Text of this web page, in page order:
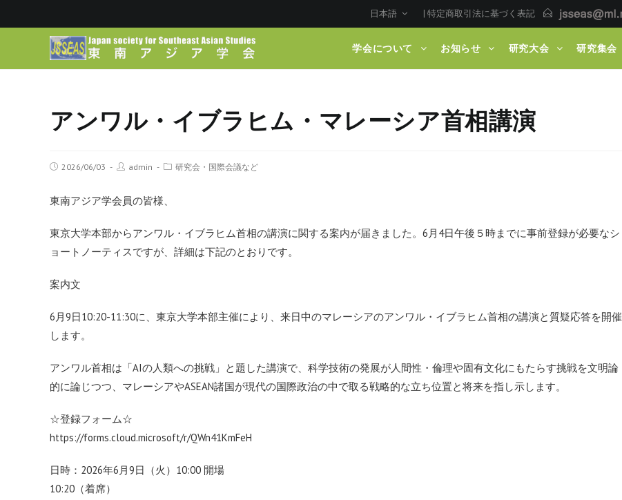
日本語 | 特定商取引法に基づく表記
学会について お知らせ 研究大会 研究集会
アンワル・イブラヒム・マレーシア首相講演
2026/06/03 admin 研究会・国際会議など
東南アジア学会員の皆様、
東京大学本部からアンワル・イブラヒム首相の講演に関する案内が届きました。6月4日午後５時までに事前登録が必要なシ
ョートノ ーティスですが、詳細は下記のとおりです。
案内文
6月9日10:20-11:30に、東京大学本部主催により、来日中のマレーシアのアンワル・イブラヒム首相の講演と質疑応答を開催
します。
アンワル首相は「AIの人類への挑戦」と題した講演で、科学技術の発展が人間性・倫理や固有文化にもたらす挑戦を文明論
的に論じつつ、マレーシアやASEAN諸国が現代の国際政治の中で取る戦略的な立ち位置と将来を指し示します。
☆登録フォーム☆
https://forms.cloud.microsoft/r/QWn41KmFeH
日時：2026年6月9日（火）10:00 開場
10:20（着席）